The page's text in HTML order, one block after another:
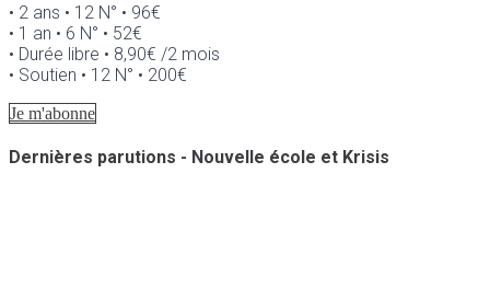
• 2 ans • 12 N° • 96€
• 1 an • 6 N° • 52€
• Durée libre • 8,90€ /2 mois
• Soutien • 12 N° • 200€
Je m'abonne
Dernières parutions - Nouvelle école et Krisis